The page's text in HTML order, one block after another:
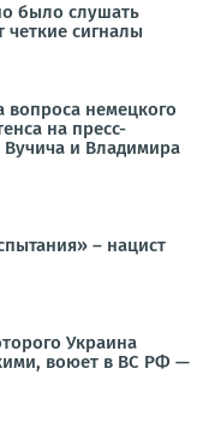
было слушать
четкие сигналы
вопроса немецкого
на пресс-
и Владимира
– нацист
Украина
воюет в ВС РФ —